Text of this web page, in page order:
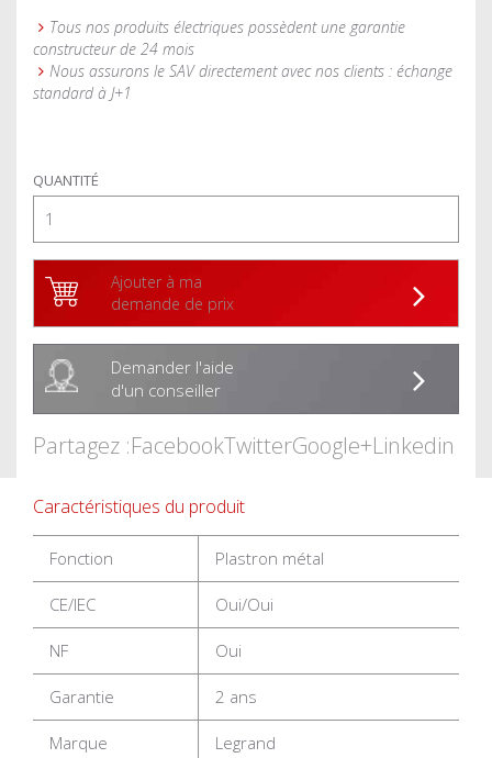
Tous nos produits électriques possèdent une garantie
constructeur de 24 mois
Nous assurons le SAV directement avec nos clients : échange
standard à J+1
QUANTITÉ
Ajouter à ma
demande de prix
Demander l'aide
d'un conseiller
Partagez :FacebookTwitterGoogle+Linkedin
Caractéristiques du produit
Fonction Plastron métal
CE/IEC Oui/Oui
NF Oui
Garantie 2 ans
Marque Legrand